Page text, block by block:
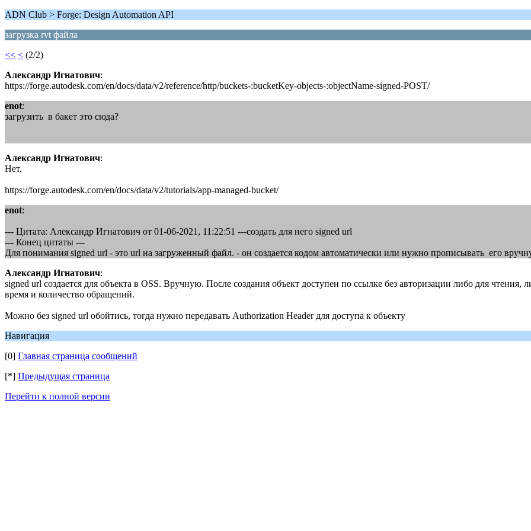
ADN Club > Forge: Design Automation API
загрузка rvt файла
<< < (2/2)
Александр Игнатович:
https://forge.autodesk.com/en/docs/data/v2/reference/http/buckets-:bucketKey-objects-:objectName-signed-POST/
enot:
загрузить в бакет это сюда?
Александр Игнатович:
Нет.
https://forge.autodesk.com/en/docs/data/v2/tutorials/app-managed-bucket/
enot:
--- Цитата: Александр Игнатович от 01-06-2021, 11:22:51 ---создать для него signed url
--- Конец цитаты ---
Для понимания signed url - это url на загруженный файл. - он создается кодом автоматически или нужно прописывать его
Александр Игнатович:
signed url создается для объекта в OSS. Вручную. После создания объект доступен по ссылке без авторизации либо для
время и количество обращений.
Можно без signed url обойтись, тогда нужно передавать Authorization Header для доступа к объекту
Навигация
[0] Главная страница сообщений
[*] Предыдущая страница
Перейти к полной версии